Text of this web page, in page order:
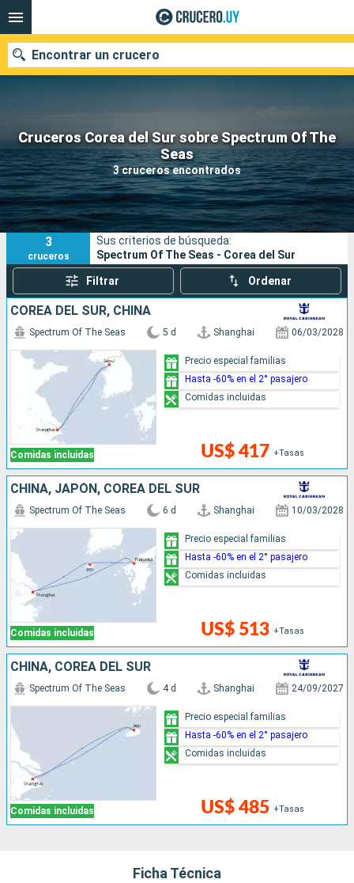
Cruceros Corea del Sur sobre Spectrum Of The
Seas
3 cruceros encontrados
Encontrar un crucero
Nuestros destinos
Fecha de salida
Puertos Compañías
Buscar
3
cruceros
Sus criterios de búsqueda:
Spectrum Of The Seas - Corea del Sur
Filtrar Ordenar
COREA DEL SUR, CHINA
Comidas incluidas
Spectrum Of The Seas 5 d Shanghai 06/03/2028
US$ 417 +Tasas
Precio especial familias
Hasta -60% en el 2° pasajero
Comidas incluidas
CHINA, JAPÓN, COREA DEL SUR
Comidas incluidas
Spectrum Of The Seas 6 d Shanghai 10/03/2028
US$ 513 +Tasas
Precio especial familias
Hasta -60% en el 2° pasajero
Comidas incluidas
CHINA, COREA DEL SUR
Comidas incluidas
Spectrum Of The Seas 4 d Shanghai 24/09/2027
US$ 485 +Tasas
Precio especial familias
Hasta -60% en el 2° pasajero
Comidas incluidas
Ficha Técnica